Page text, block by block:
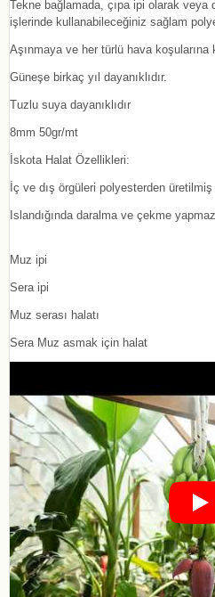
Tekne bağlamada, çıpa ipi olarak veya
işlerinde kullanabileceğiniz sağlam
Aşınmaya ve her türlü hava koşularına
Güneşe birkaç yıl dayanıklıdır.
Tuzlu suya dayanıklıdır
8mm 50gr/mt
İskota Halat Özellikleri:
İç ve dış örgüleri polyesterden
Islandığında daralma ve çekme
Muz ipi
Sera ipi
Muz serası halatı
Sera Muz asmak için halat